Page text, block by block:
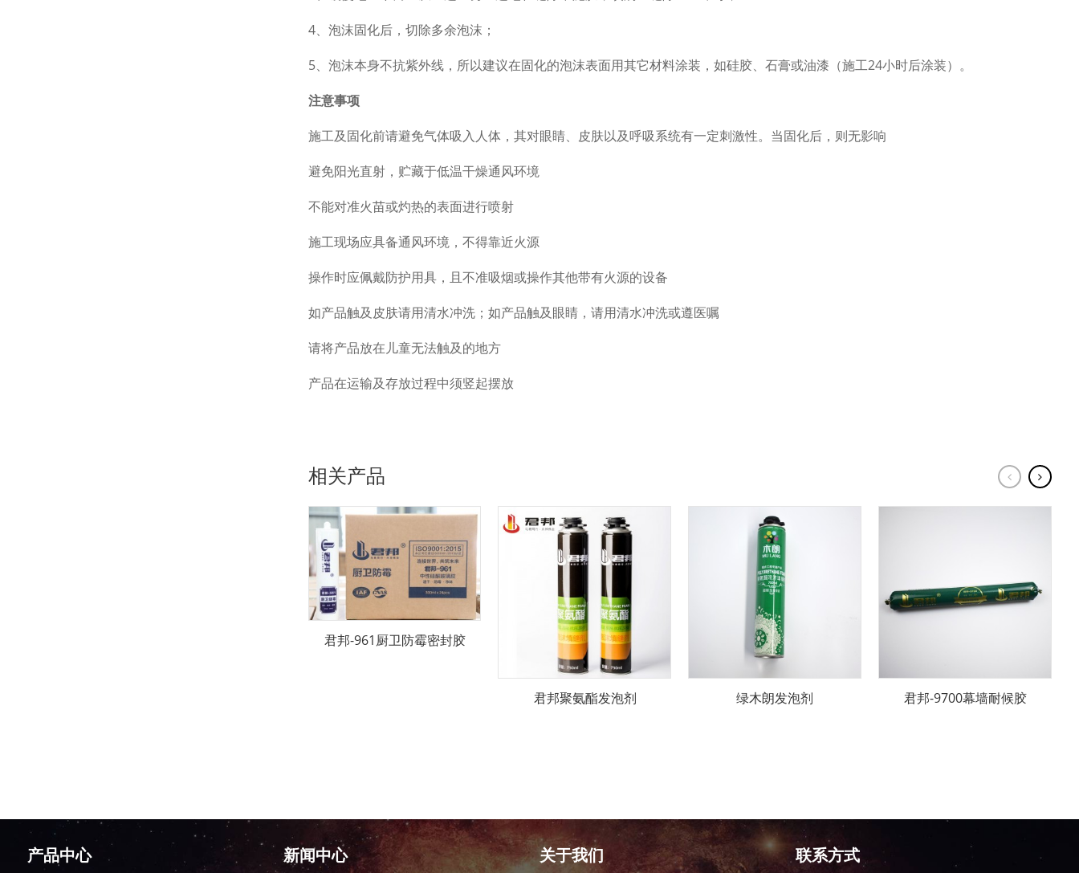
4、泡沫固化后，切除多余泡沫；
5、泡沫本身不抗紫外线，所以建议在固化的泡沫表面用其它材料涂装，如硅胶、石膏或油漆（施工24小时后涂装）。
注意事项
施工及固化前请避免气体吸入人体，其对眼睛、皮肤以及呼吸系统有一定刺激性。当固化后，则无影响
避免阳光直射，贮藏于低温干燥通风环境
不能对准火苗或灼热的表面进行喷射
施工现场应具备通风环境，不得靠近火源
操作时应佩戴防护用具，且不准吸烟或操作其他带有火源的设备
如产品触及皮肤请用清水冲洗；如产品触及眼睛，请用清水冲洗或遵医嘱
请将产品放在儿童无法触及的地方
产品在运输及存放过程中须竖起摆放
相关产品
君邦-961厨卫防霉密封胶
君邦聚氨酯发泡剂 绿木朗发泡剂 君邦-9700幕墙耐候胶
产品中心 新闻中心 关于我们 联系方式